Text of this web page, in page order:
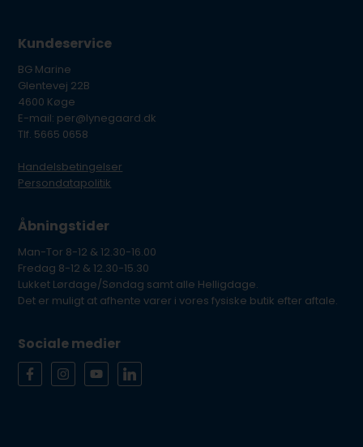
Kundeservice
BG Marine
Glentevej 22B
4600 Køge
E-mail: per@lynegaard.dk
Tlf. 5665 0658
Handelsbetingelser
Persondatapolitik
Åbningstider
Man-Tor 8-12 & 12.30-16.00
Fredag 8-12 & 12.30-15.30
Lukket Lørdage/Søndag samt alle Helligdage.
Det er muligt at afhente varer i vores fysiske butik efter aftale.
Sociale medier